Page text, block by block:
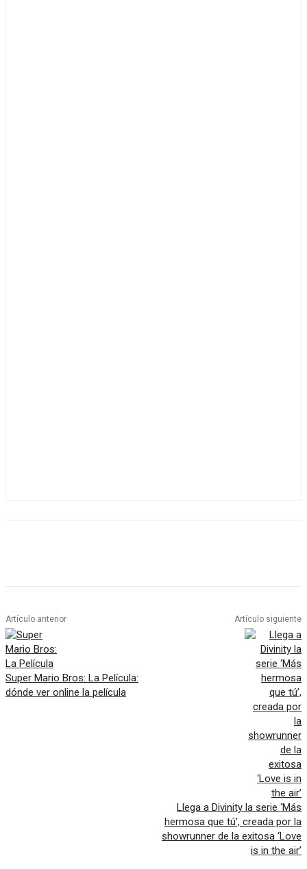
Artículo anterior
Super Mario Bros: La Película:
dónde ver online la película
Artículo siguiente
Llega a Divinity la serie ‘Más
hermosa que tú’, creada por la
showrunner de la exitosa ‘Love
is in the air’